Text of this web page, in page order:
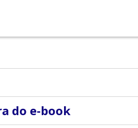
ATC, além de ser professora
(EUA).
do e-book